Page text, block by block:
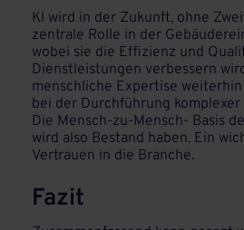
KI wird in der Zukunft, ohne
zentrale Rolle in der
wobei sie die Effizienz und
Dienstleistungen verbessern
menschliche Expertise
bei der Durchführung
Die Mensch-zu-Mensch- Basis
wird also Bestand haben. Ein
Vertrauen in die Branche.
Fazit